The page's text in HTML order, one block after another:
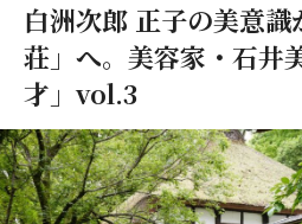
白洲次郎 正子の美意
荘」へ。美容家・石井
才」vol.3